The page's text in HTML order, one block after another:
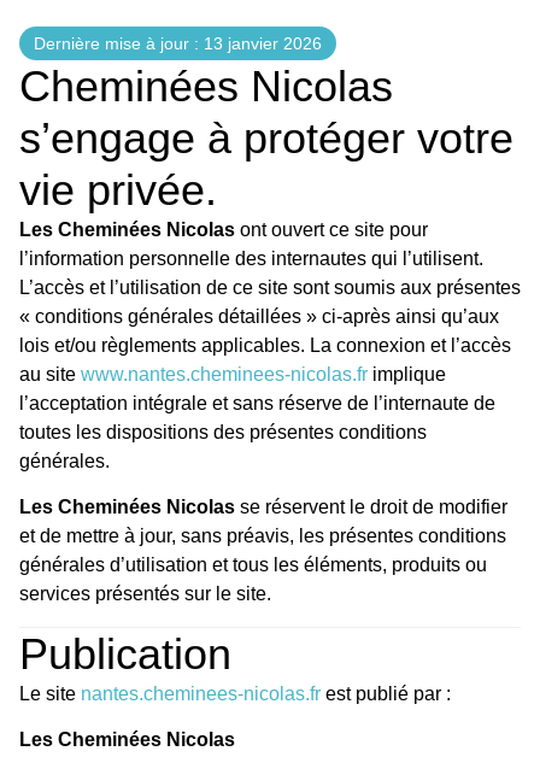
Dernière mise à jour : 13 janvier 2026
Cheminées Nicolas
s’engage à protéger votre
vie privée.
Les Cheminées Nicolas ont ouvert ce site pour
l’information personnelle des internautes qui l’utilisent.
L’accès et l’utilisation de ce site sont soumis aux présentes
« conditions générales détaillées » ci-après ainsi qu’aux
lois et/ou règlements applicables. La connexion et l’accès
au site www.nantes.cheminees-nicolas.fr implique
l’acceptation intégrale et sans réserve de l’internaute de
toutes les dispositions des présentes conditions
générales.
Les Cheminées Nicolas se réservent le droit de modifier
et de mettre à jour, sans préavis, les présentes conditions
générales d’utilisation et tous les éléments, produits ou
services présentés sur le site.
Publication
Le site nantes.cheminees-nicolas.fr est publié par :
Les Cheminées Nicolas